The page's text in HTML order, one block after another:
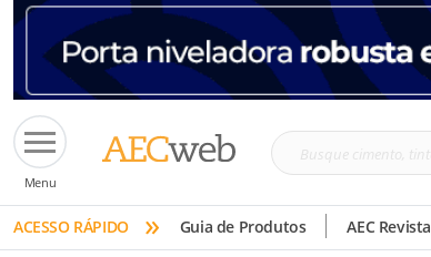
Menu
Busque
tinta,
etc
ACESSO RÁPIDO » Guia de Produtos AEC Revista